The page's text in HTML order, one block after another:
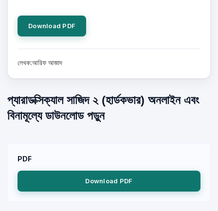
Download PDF
লেখক:আরিফ আজাদ
প্যারাডক্সিক্যাল সাজিদ ২ (হার্ডকভার) অনলাইন এবং
বিনামূল্যে ডাউনলোড পড়ুন
PDF
Download PDF